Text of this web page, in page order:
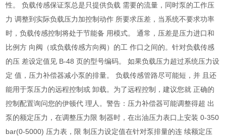
性。 负载传感保证泵总是只提供负载 需要的流量，同时泵的工作压
力 调整到实际负载压力加控制动作 所要求压差，当系统不要求功率
时，负载传感控制将处于节能备 用模式。 通常，压差是压力进口和
比例方 向阀（或负载传感方向阀）的工 作口之间的。针对负载传感
的压 差设定值见 B-48 页的型号编码。 如果负载压力超过系统压力设
定 值，压力补偿器减小泵的排量。 负载传感管路尽可能短，并 且还
能用于泵压力的远程控制或 卸载。为了远程控制，建议您就 正确的
控制配置询问您的伊顿代 理人。警告：压力补偿器可能调整得超 出
泵的额定压力，在调整压力限 制器时，在出油压力表口上安装 0-350
bar(0-5000) 压力表，限 制压力设定值在针对泵排量的连 续额定压